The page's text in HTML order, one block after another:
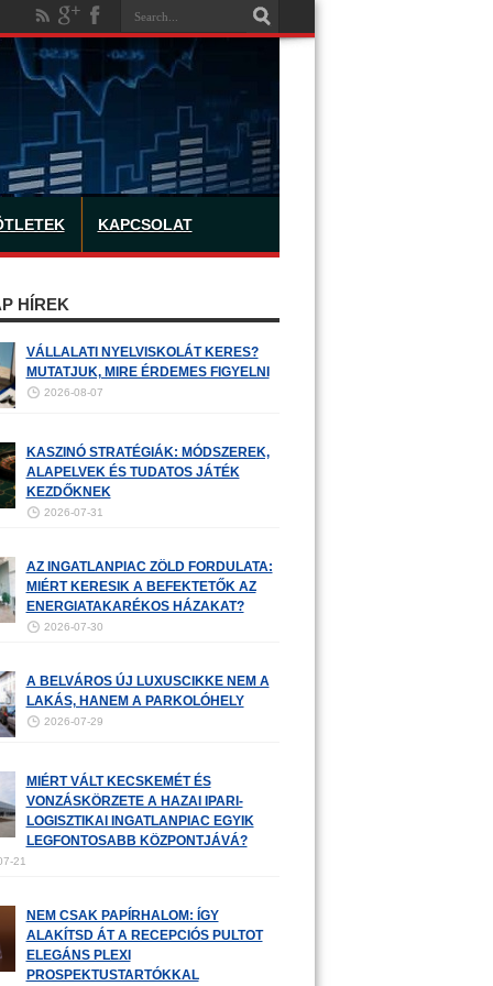
KAPCSOLAT
HÍREK
VÁLLALATI NYELVISKOLÁT KERES?
MUTATJUK, MIRE ÉRDEMES FIGYELNI
2026-08-07
KASZINÓ STRATÉGIÁK: MÓDSZEREK,
ALAPELVEK ÉS TUDATOS JÁTÉK
KEZDŐKNEK
2026-07-31
AZ INGATLANPIAC ZÖLD FORDULATA:
MIÉRT KERESIK A BEFEKTETŐK AZ
ENERGIATAKARÉKOS HÁZAKAT?
2026-07-30
A BELVÁROS ÚJ LUXUSCIKKE NEM A
LAKÁS, HANEM A PARKOLÓHELY
2026-07-29
MIÉRT VÁLT KECSKEMÉT ÉS
VONZÁSKÖRZETE A HAZAI IPARI-
LOGISZTIKAI INGATLANPIAC EGYIK
LEGFONTOSABB KÖZPONTJÁVÁ?
21
NEM CSAK PAPÍRHALOM: ÍGY
ALAKÍTSD ÁT A RECEPCIÓS PULTOT
ELEGÁNS PLEXI
PROSPEKTUSTARTÓKKAL